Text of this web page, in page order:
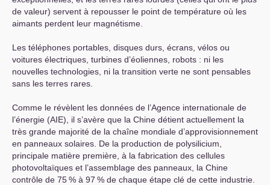
de valeur) servent à repousser le point de température où les
aimants perdent leur magnétisme.
Les téléphones portables, disques durs, écrans, vélos ou
voitures électriques, turbines d’éoliennes, robots : ni les
nouvelles technologies, ni la transition verte ne sont pensables
sans les terres rares.
Comme le révèlent les données de l’Agence internationale de
l’énergie (AIE), il s’avère que la Chine détient actuellement la
très grande majorité de la chaîne mondiale d’approvisionnement
en panneaux solaires. De la production de polysilicium,
principale matière première, à la fabrication des cellules
photovoltaïques et l’assemblage des panneaux, la Chine
contrôle de 75% à 97 % de chaque étape clé de cette industrie.